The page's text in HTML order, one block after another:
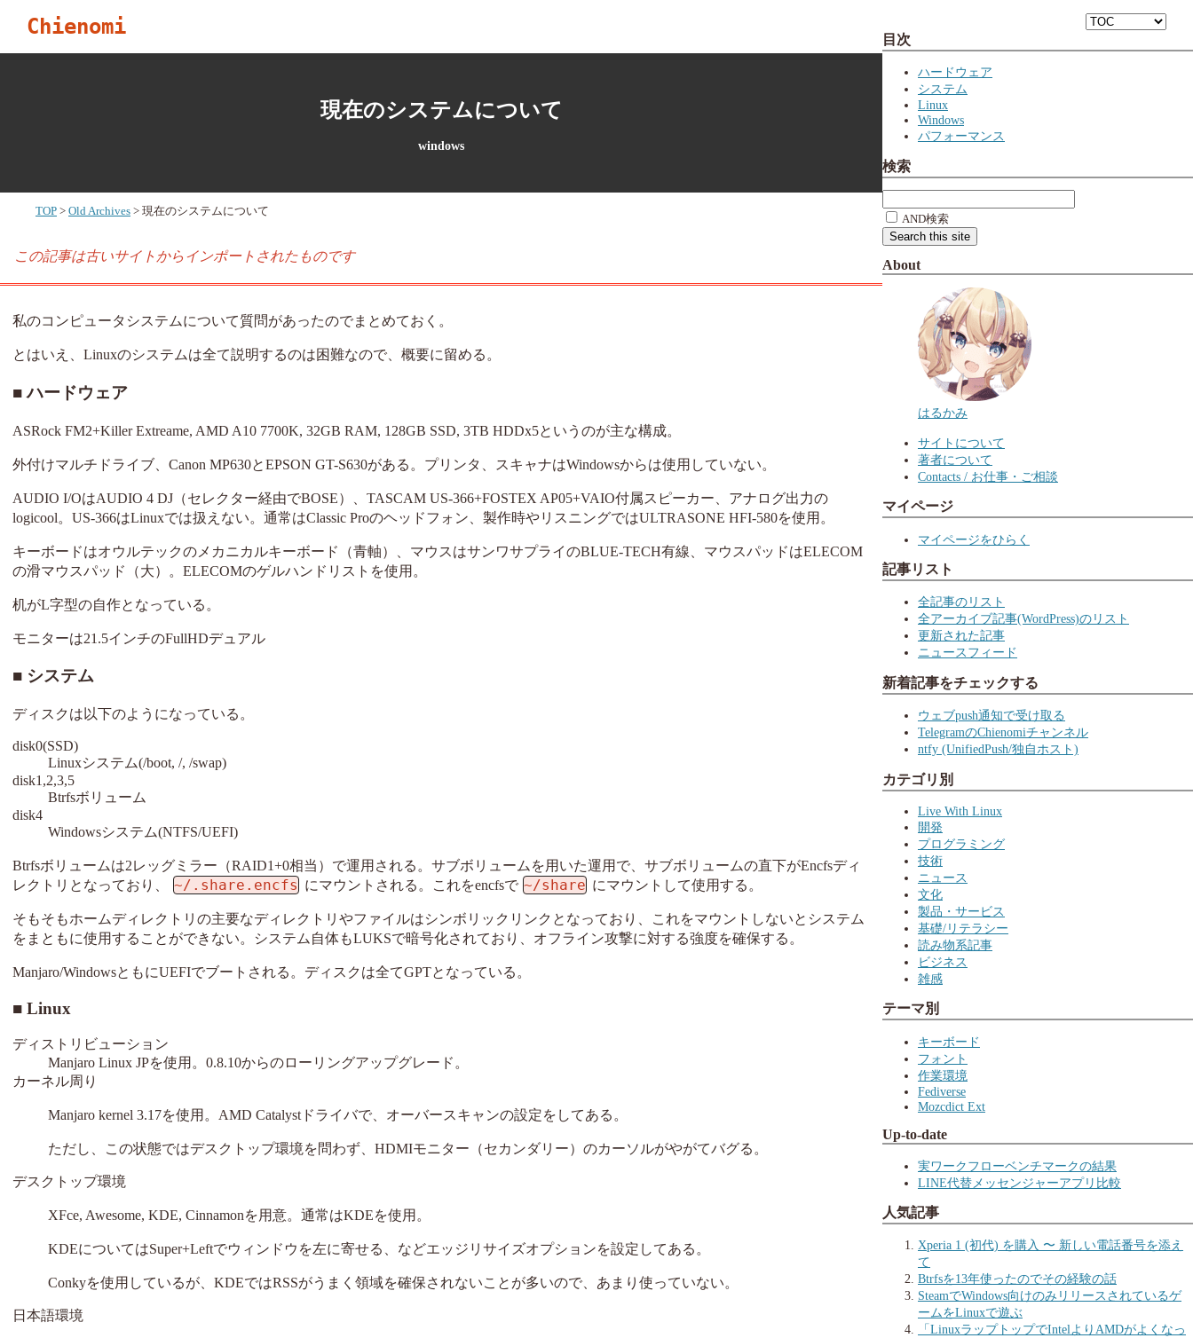
Chienomi
現在のシステムについて
windows
TOP Old Archives 現在のシステムについて
この記事は古いサイトからインポートされたものです
私のコンピュータシステムについて質問があったのでまとめておく。
とはいえ、Linuxのシステムは全て説明するのは困難なので、概要に留める。
ハードウェア
ASRock FM2+Killer Extreame, AMD A10 7700K, 32GB RAM, 128GB SSD, 3TB HDDx5というのが主な構成。
外付けマルチドライブ、Canon MP630とEPSON GT-S630がある。プリンタ、スキャナはWindowsからは使用していない。
AUDIO I/OはAUDIO 4 DJ（セレクター経由でBOSE）、TASCAM US-366+FOSTEX AP05+VAIO付属スピーカー、アナログ出力の
logicool。US-366はLinuxでは扱えない。通常はClassic Proのヘッドフォン、製作時やリスニングではULTRASONE HFI-580を使用。
キーボードはオウルテックのメカニカルキーボード（青軸）、マウスはサンワサプライのBLUE-TECH有線、マウスパッドはELECOM
の滑マウスパッド（大）。ELECOMのゲルハンドリストを使用。
机がL字型の自作となっている。
モニターは21.5インチのFullHDデュアル
システム
ディスクは以下のようになっている。
disk0(SSD)
Linuxシステム(/boot, /, /swap)
disk1,2,3,5
Btrfsボリューム
disk4
Windowsシステム(NTFS/UEFI)
Btrfsボリュームは2レッグミラー（RAID1+0相当）で運用される。サブボリュームを用いた運用で、サブボリュームの直下がEncfsディ
レクトリとなっており、
~/.share.encfs にマウントされる。これをencfsで ~/share にマウントして使用する。
そもそもホームディレクトリの主要なディレクトリやファイルはシンボリックリンクとなっており、これをマウントしないとシステム
をまともに使用することができない。システム自体もLUKSで暗号化されており、オフライン攻撃に対する強度を確保する。
Manjaro/WindowsともにUEFIでブートされる。ディスクは全てGPTとなっている。
Linux
ディストリビューション
Manjaro Linux JPを使用。0.8.10からのローリングアップグレード。
カーネル周り
Manjaro kernel 3.17を使用。AMD Catalystドライバで、オーバースキャンの設定をしてある。
ただし、この状態ではデスクトップ環境を問わず、HDMIモニター（セカンダリー）のカーソルがやがてバグる。
デスクトップ環境
XFce, Awesome, KDE, Cinnamonを用意。通常はKDEを使用。
KDEについてはSuper+Leftでウィンドウを左に寄せる、などエッジリサイズオプションを設定してある。
Conkyを使用しているが、KDEではRSSがうまく領域を確保されないことが多いので、あまり使っていない。
日本語環境
目次
ハードウェア
システム
Linux
Windows
パフォーマンス
検索
AND検索
About
はるかみ
サイトについて
著者について
Contacts / お仕事・ご相談
マイページ
マイページをひらく
記事リスト
全記事のリスト
全アーカイブ記事(WordPress)のリスト
更新された記事
ニュースフィード
新着記事をチェックする
ウェブpush通知で受け取る
TelegramのChienomiチャンネル
ntfy (UnifiedPush/独自ホスト)
カテゴリ別
Live With Linux
開発
プログラミング
技術
ニュース
文化
製品・サービス
基礎/リテラシー
読み物系記事
ビジネス
雑感
テーマ別
キーボード
フォント
作業環境
Fediverse
Mozcdict Ext
Up-to-date
実ワークフローベンチマークの結果
LINE代替メッセンジャーアプリ比較
人気記事
Xperia 1 (初代) を購入 〜 新しい電話番号を添え
て
Btrfsを13年使ったのでその経験の話
SteamでWindows向けのみリリースされているゲ
ームをLinuxで遊ぶ
「LinuxラップトップでIntelよりAMDがよくなっ